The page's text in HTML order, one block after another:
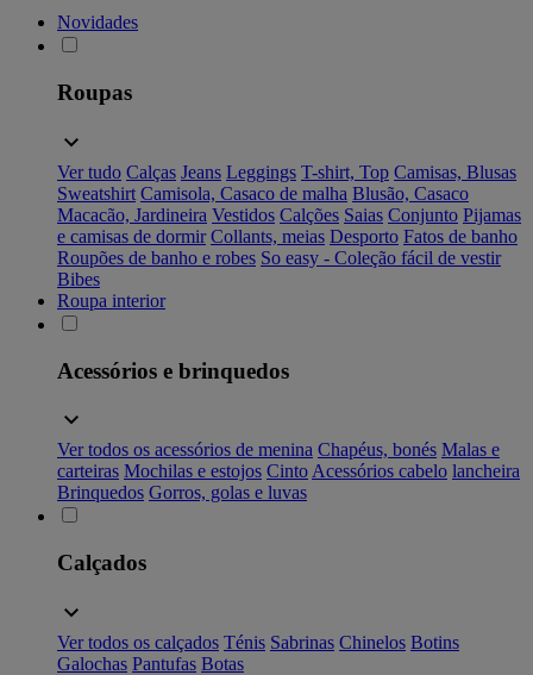
Novidades
Roupas
Ver tudo Calças Jeans Leggings T-shirt, Top Camisas, Blusas
Sweatshirt Camisola, Casaco de malha Blusão, Casaco
Macacão, Jardineira Vestidos Calções Saias Conjunto Pijamas
e camisas de dormir Collants, meias Desporto Fatos de banho
Roupões de banho e robes So easy - Coleção fácil de vestir
Bibes
Roupa interior
Acessórios e brinquedos
Ver todos os acessórios de menina Chapéus, bonés Malas e
carteiras Mochilas e estojos Cinto Acessórios cabelo lancheira
Brinquedos Gorros, golas e luvas
Calçados
Ver todos os calçados Ténis Sabrinas Chinelos Botins
Galochas Pantufas Botas